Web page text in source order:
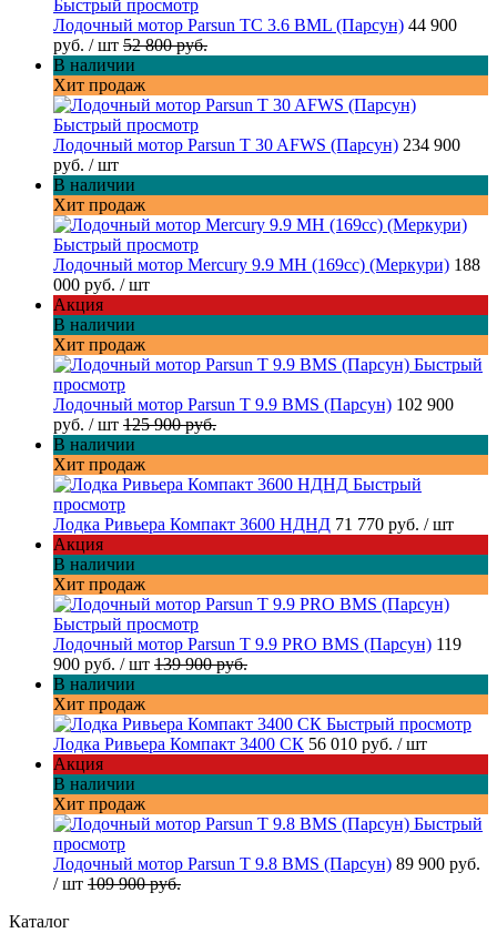
Быстрый просмотр
Лодочный мотор Parsun TC 3.6 BML (Парсун) 44 900
руб. / шт 52 800 руб.
В наличии
Хит продаж
Быстрый просмотр
Лодочный мотор Parsun T 30 AFWS (Парсун) 234 900
руб. / шт
В наличии
Хит продаж
Быстрый просмотр
Лодочный мотор Mercury 9.9 MH (169cc) (Меркури) 188
000 руб. / шт
Акция
В наличии
Хит продаж
Быстрый
просмотр
Лодочный мотор Parsun T 9.9 BMS (Парсун) 102 900
руб. / шт 125 900 руб.
В наличии
Хит продаж
Быстрый
просмотр
Лодка Ривьера Компакт 3600 НДНД 71 770 руб. / шт
Акция
В наличии
Хит продаж
Быстрый просмотр
Лодочный мотор Parsun T 9.9 PRO BMS (Парсун) 119
900 руб. / шт 139 900 руб.
В наличии
Хит продаж
Быстрый просмотр
Лодка Ривьера Компакт 3400 СК 56 010 руб. / шт
Акция
В наличии
Хит продаж
Быстрый
просмотр
Лодочный мотор Parsun T 9.8 BMS (Парсун) 89 900 руб.
/ шт 109 900 руб.
Каталог